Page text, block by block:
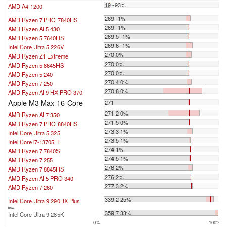
AMD A4-1200 19 -93%
...
AMD Ryzen 7 PRO 7840HS
269 -1%
AMD Ryzen AI 5 430
269 -1%
AMD Ryzen 5 7640HS
269.5 -1%
Intel Core Ultra 5 226V
269.6 -1%
AMD Ryzen Z1 Extreme
270 0%
AMD Ryzen 5 8645HS
270 0%
AMD Ryzen 5 240
270 0%
AMD Ryzen 7 250
270.4 0%
AMD Ryzen AI 9 HX PRO 370
270.8 0%
Apple M3 Max 16-Core
271
AMD Ryzen AI 7 350
271.2 0%
AMD Ryzen 7 PRO 8840HS
271.5 0%
Intel Core Ultra 5 325
273.3 1%
Intel Core i7-13705H
273.5 1%
AMD Ryzen 7 7840S
274 1%
AMD Ryzen 7 255
274.5 1%
AMD Ryzen 7 8845HS
276 2%
AMD Ryzen AI 5 PRO 340
276 2%
AMD Ryzen 7 260
277.3 2%
...
Intel Core Ultra 9 290HX Plus 339.2 25%
max:
Intel Core Ultra 9 285K 359.7 33%
0% 100%